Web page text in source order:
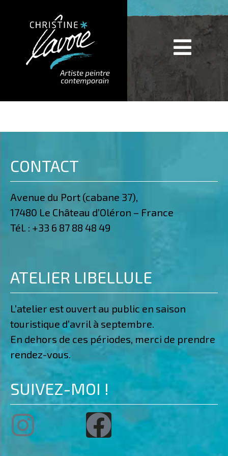
CONTACT
Avenue du Port (cabane 37),
17480 Le Château d’Oléron – France
Tél. : +33 6 87 88 48 49
ATELIER LIBELLULE
L’atelier est ouvert au public en saison
touristique d’avril à septembre.
En dehors de ces périodes, merci de prendre
rendez-vous.
SUIVEZ-MOI !